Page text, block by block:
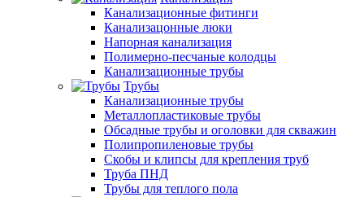
Канализационные фитинги
Канализацонные люки
Напорная канализация
Полимерно-песчаные колодцы
Канализационные трубы
Трубы
Канализационные трубы
Металлопластиковые трубы
Обсадные трубы и оголовки для скважин
Полипропиленовые трубы
Скобы и клипсы для крепления труб
Труба ПНД
Трубы для теплого пола